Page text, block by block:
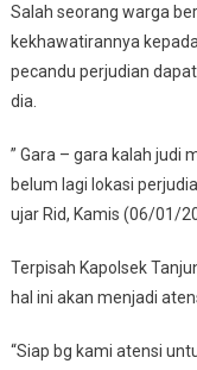
Salah seorang warga
kekhawatirannya
pecandu perjudian
dia.
” Gara – gara kalah judi
belum lagi lokasi
ujar Rid, Kamis (06/01/
Terpisah Kapolsek
hal ini akan menjadi
“Siap bg kami atensi